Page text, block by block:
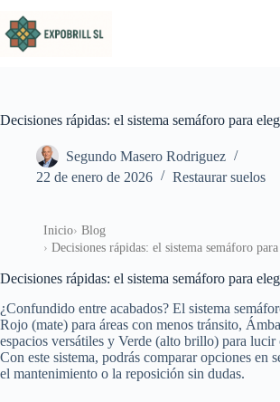
Decisiones rápidas: el sistema semáforo para
Segundo Masero Rodriguez
22 de enero de 2026
Restaurar suelos
Inicio
Blog
Decisiones rápidas: el sistema semáforo
Decisiones rápidas: el sistema semáforo para
¿Confundido entre acabados? El sistema
Rojo (mate) para áreas con menos tránsito,
espacios versátiles y Verde (alto brillo) para lucir
Con este sistema, podrás comparar opciones en
el mantenimiento o la reposición sin dudas.